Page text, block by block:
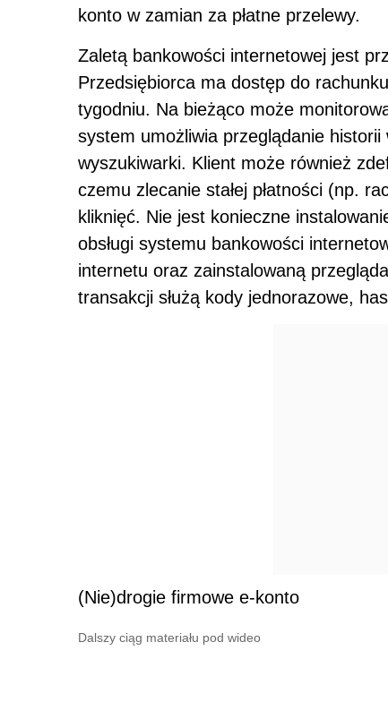
konto w zamian za płatne przelewy.
Zaletą bankowości internetowej jest
Przedsiębiorca ma dostęp do
tygodniu. Na bieżąco może
system umożliwia przeglądanie
wyszukiwarki. Klient może również
czemu zlecanie stałej płatności (np.
kliknięć. Nie jest konieczne
obsługi systemu bankowości
internetu oraz zainstalowaną
transakcji służą kody jednorazowe,
(Nie)drogie firmowe e-konto
Dalszy ciąg materiału pod wideo